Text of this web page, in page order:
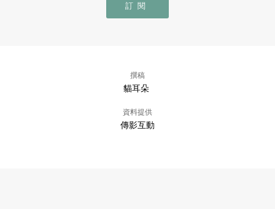
訂閱
撰稿
貓耳朵
資料提供
傳影互動